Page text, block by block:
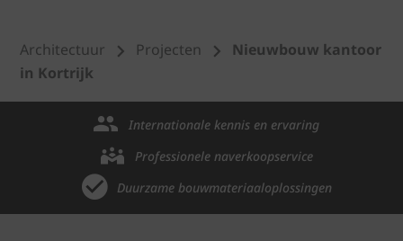
Architectuur Projecten
Nieuwbouw kantoor
in Kortrijk
Internationale kennis en ervaring
Professionele naverkoopservice
Duurzame bouwmateriaaloplossingen